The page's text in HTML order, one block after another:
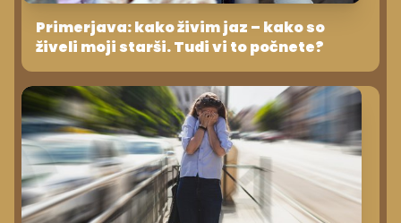
Primerjava: kako živim jaz – kako so
živeli moji starši. Tudi vi to počnete?